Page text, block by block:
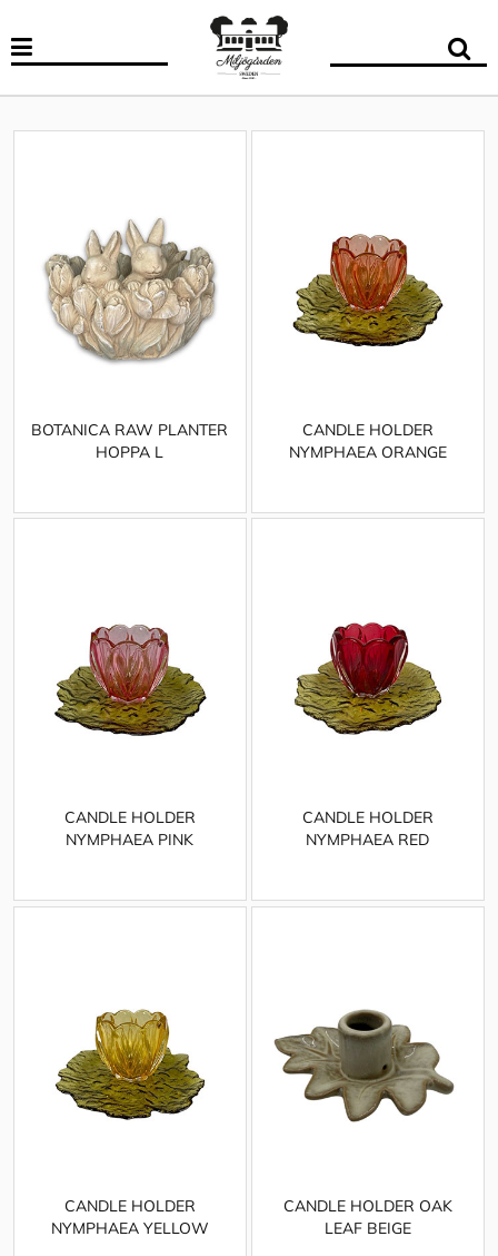
BOTANICA RAW PLANTER
HOPPA L
CANDLE HOLDER
NYMPHAEA ORANGE
CANDLE HOLDER
NYMPHAEA PINK
CANDLE HOLDER
NYMPHAEA RED
CANDLE HOLDER
NYMPHAEA YELLOW
CANDLE HOLDER OAK
LEAF BEIGE